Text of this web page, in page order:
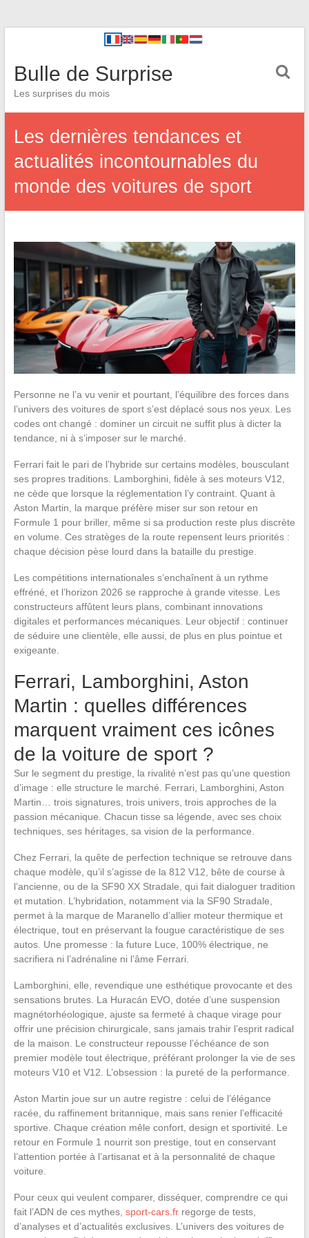
Bulle de Surprise
Les surprises du mois
Les dernières tendances et
actualités incontournables du
monde des voitures de sport
Personne ne l’a vu venir et pourtant, l’équilibre des forces dans
l’univers des voitures de sport s’est déplacé sous nos yeux. Les
codes ont changé : dominer un circuit ne suffit plus à dicter la
tendance, ni à s’imposer sur le marché.
Ferrari fait le pari de l’hybride sur certains modèles, bousculant
ses propres traditions. Lamborghini, fidèle à ses moteurs V12,
ne cède que lorsque la réglementation l’y contraint. Quant à
Aston Martin, la marque préfère miser sur son retour en
Formule 1 pour briller, même si sa production reste plus discrète
en volume. Ces stratèges de la route repensent leurs priorités :
chaque décision pèse lourd dans la bataille du prestige.
Les compétitions internationales s’enchaînent à un rythme
effréné, et l’horizon 2026 se rapproche à grande vitesse. Les
constructeurs affûtent leurs plans, combinant innovations
digitales et performances mécaniques. Leur objectif : continuer
de séduire une clientèle, elle aussi, de plus en plus pointue et
exigeante.
Ferrari, Lamborghini, Aston
Martin : quelles différences
marquent vraiment ces icônes
de la voiture de sport ?
Sur le segment du prestige, la rivalité n’est pas qu’une question
d’image : elle structure le marché. Ferrari, Lamborghini, Aston
Martin… trois signatures, trois univers, trois approches de la
passion mécanique. Chacun tisse sa légende, avec ses choix
techniques, ses héritages, sa vision de la performance.
Chez Ferrari, la quête de perfection technique se retrouve dans
chaque modèle, qu’il s’agisse de la 812 V12, bête de course à
l’ancienne, ou de la SF90 XX Stradale, qui fait dialoguer tradition
et mutation. L’hybridation, notamment via la SF90 Stradale,
permet à la marque de Maranello d’allier moteur thermique et
électrique, tout en préservant la fougue caractéristique de ses
autos. Une promesse : la future Luce, 100% électrique, ne
sacrifiera ni l’adrénaline ni l’âme Ferrari.
Lamborghini, elle, revendique une esthétique provocante et des
sensations brutes. La Huracán EVO, dotée d’une suspension
magnétorhéologique, ajuste sa fermeté à chaque virage pour
offrir une précision chirurgicale, sans jamais trahir l’esprit radical
de la maison. Le constructeur repousse l’échéance de son
premier modèle tout électrique, préférant prolonger la vie de ses
moteurs V10 et V12. L’obsession : la pureté de la performance.
Aston Martin joue sur un autre registre : celui de l’élégance
racée, du raffinement britannique, mais sans renier l’efficacité
sportive. Chaque création mêle confort, design et sportivité. Le
retour en Formule 1 nourrit son prestige, tout en conservant
l’attention portée à l’artisanat et à la personnalité de chaque
voiture.
Pour ceux qui veulent comparer, disséquer, comprendre ce qui
fait l’ADN de ces mythes, sport-cars.frregorge de tests,
d’analyses et d’actualités exclusives. L’univers des voitures de